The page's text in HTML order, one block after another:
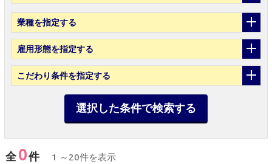
業種を指定する
雇用形態を指定する
こだわり条件を指定する
選択した条件で検索する
全0件 1 ～20件を表示